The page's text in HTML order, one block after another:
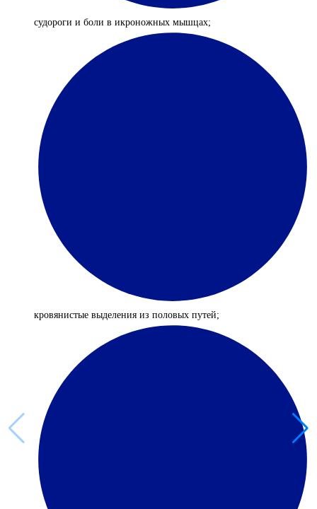
судороги и боли в икроножных мышцах;
кровянистые выделения из половых путей;